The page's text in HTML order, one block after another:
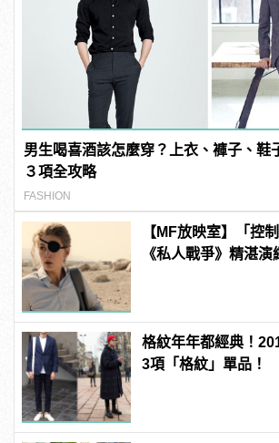
男生喝喜酒該怎麼穿？上衣、褲子、鞋
３項全攻略
FASHION
【MF放映室】「控
《私人戰爭》精湛
格紋年年都經典！
3項「格紋」單品！